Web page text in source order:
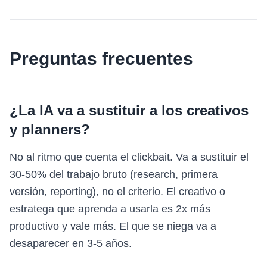
Preguntas frecuentes
¿La IA va a sustituir a los creativos
y planners?
No al ritmo que cuenta el clickbait. Va a sustituir el
30-50% del trabajo bruto (research, primera
versión, reporting), no el criterio. El creativo o
estratega que aprenda a usarla es 2x más
productivo y vale más. El que se niega va a
desaparecer en 3-5 años.